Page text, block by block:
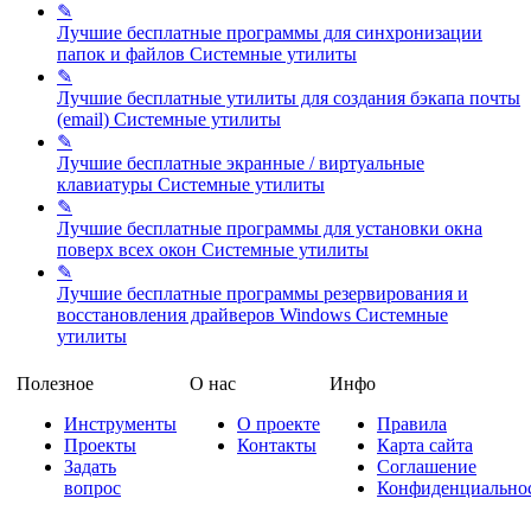
✎
Лучшие бесплатные программы для синхронизации
папок и файлов Системные утилиты
✎
Лучшие бесплатные утилиты для создания бэкапа почты
(email) Системные утилиты
✎
Лучшие бесплатные экранные / виртуальные
клавиатуры Системные утилиты
✎
Лучшие бесплатные программы для установки окна
поверх всех окон Системные утилиты
✎
Лучшие бесплатные программы резервирования и
восстановления драйверов Windows Системные
утилиты
Полезное
Инструменты
Проекты
Задать
вопрос
О нас
О проекте
Контакты
Инфо
Правила
Карта сайта
Соглашение